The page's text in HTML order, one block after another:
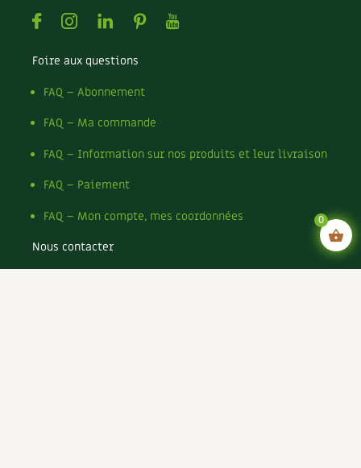
FacebookInstagramLinkedin
PinterestYoutube
Foire aux questions
FAQ – Abonnement
FAQ – Ma commande
FAQ – Information sur nos produits et leur livraison
FAQ – Paiement
FAQ – Mon compte, mes coordonnées
Nous contacter
0